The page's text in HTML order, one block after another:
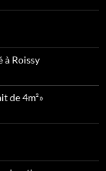
Roissy
de 4m²»